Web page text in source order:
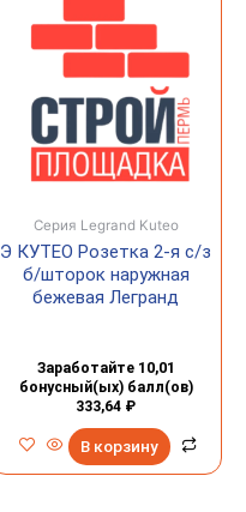
Серия Legrand Kuteo
Э КУТЕО Розетка 2-я с/з
б/шторок наружная
бежевая Легранд
Заработайте 10,01
бонусный(ых) балл(ов)
333,64 ₽
В корзину